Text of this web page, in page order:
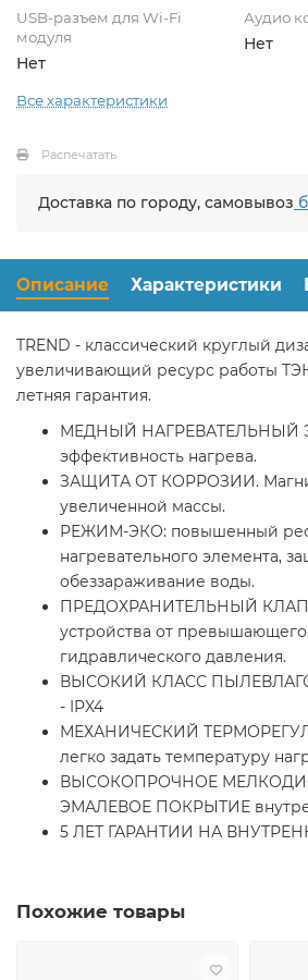
USB-разъем для Wi-Fi
модуля
Нет
Аудио
Нет
Все характеристики
Распечатать
Доставка по городу, самовывоз
Описание Характеристики
TREND - классический круглый
увеличивающий ресурс работы
летняя гарантия.
МЕДНЫЙ НАГРЕВАТЕЛЬНЫЙ
эффективность нагрева.
ЗАЩИТА ОТ КОРРОЗИИ.
увеличенной массы.
РЕЖИМ-ЭКО: повышенный
нагревательного элемента,
обеззараживание воды.
ПРЕДОХРАНИТЕЛЬНЫЙ
устройства от
гидравлического давления.
ВЫСОКИЙ КЛАСС
- IPX4
МЕХАНИЧЕСКИЙ
легко задать температуру
ВЫСОКОПРОЧНОЕ
ЭМАЛЕВОЕ ПОКРЫТИЕ
5 ЛЕТ ГАРАНТИИ НА
Похожие товары